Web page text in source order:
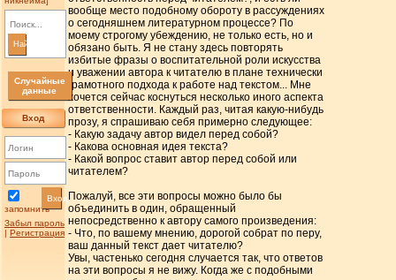
Найти
Случайные
данные
Вход
запомнить
Вход
Забыл пароль
| Регистрация
вообще место подобному обороту в рассуждениях
о сегодняшнем литературном процессе? По
моему строгому убеждению, не только есть, но и
обязано быть. Я не стану здесь повторять
избитые фразы о воспитательной роли искусства
и уважении автора к читателю в плане технически
грамотного подхода к работе над текстом... Мне
хочется сейчас коснуться несколько иного аспекта
ответственности. Каждый раз, читая какую-нибудь
прозу, я спрашиваю себя примерно следующее:
- Какую задачу автор видел перед собой?
- Какова основная идея текста?
- Какой вопрос ставит автор перед собой или
читателем?
Пожалуй, все эти вопросы можно было бы
объединить в один, обращенный
непосредственно к автору самого произведения:
- Что, по вашему мнению, дорогой собрат по перу,
ваш данный текст дает читателю?
Увы, частенько сегодня случается так, что ответов
на эти вопросы я не вижу. Когда же с подобными